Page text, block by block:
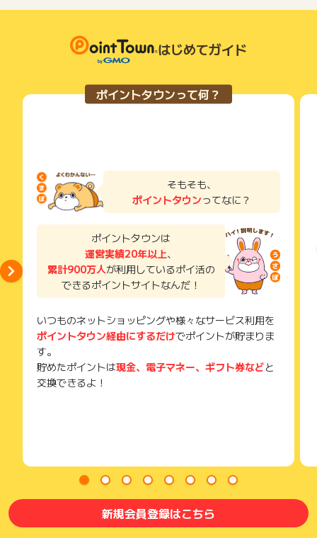
までお問い合わせください。ポイントについて、広告主に直接
得無効」となる可能性があります。
・同一端末や同一世帯で、繰り返し利用不可のサービス・お買
い物を複数回ご利用された場合
て一度でも同サービス・お買い物を利用されたことがある場合
ご利用前には、Cookieの削除をおこなっていただくことを推奨
ださい。
各サービス・お買い物に掲載されている獲得条件を必ずよくお
読みください。
了などのメールは、ポイント獲得するまで必ず保管してくださ
獲得待ち・獲得失敗の状態でお問い合わせされる際に、該当の
メールを送っていただく場合がございます。
そのため、紛失・破棄された場合は対応いたしかねますので、
ご注意ください。
(※) SafariやChromeなどwebサイトを表示するアプリのこと
商品の交換や一部でもキャンセルされた場合、ポイントが無効
になる可能性もございます。
各サービス・お買い物の獲得ポイントや獲得条件、キャンペー
れた時点の条件が適用されます。
条件を達成しているかどうかは各広告主ではなく、代理店が行
り、急遽終了となる場合がございます。
広告に遷移しない場合は掲載が終了となっておりポイントが獲
得できませんので、ご注意くださいませ。
はじめてガイド
ポイントタウンって何？
そもそも、
ポイントタウンってなに？
ポイントタウンは
運営実績20年以上、
累計900万人が利用しているポイ活の
できるポイントサイトなんだ！
いつものネットショッピングや様々なサービス利用を
ポイントタウン経由にするだけでポイントが貯まりま
す。
貯めたポイントは現金、電子マネー、ギフト券などと
交換できるよ！
新規会員登録はこちら